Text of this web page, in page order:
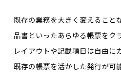
既存の業務を大きく変えること
品書といったあらゆる帳票をク
レイアウトや記載項目は自由に
既存の帳票を活かした発行が可